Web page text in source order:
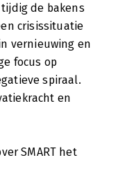
de bakens
crisissituatie
vernieuwing en
focus op
spiraal.
en
SMART het